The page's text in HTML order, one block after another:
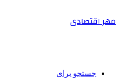
مهر اقتصادی
جستجو برای